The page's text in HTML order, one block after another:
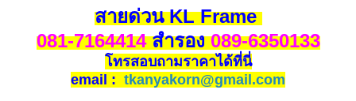
สายด่วน KL Frame
081-7164414สำรอง089-6350133
โทรสอบถามราคาได้ที่นี่
email : tkanyakorn@gmail.com